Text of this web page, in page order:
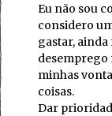
Eu não sou
considero
gastar, ainda
desemprego
minhas
coisas.
Dar